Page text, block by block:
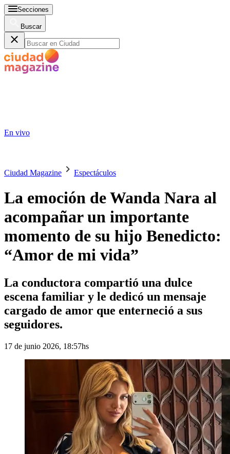
Secciones
Buscar
En vivo
Ciudad Magazine Espectáculos
La emoción de Wanda Nara al
acompañar un importante
momento de su hijo Benedicto:
“Amor de mi vida”
La conductora compartió una dulce
escena familiar y le dedicó un mensaje
cargado de amor que enterneció a sus
seguidores.
17 de junio 2026, 18:57hs